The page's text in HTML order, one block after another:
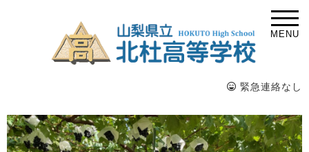
MENU
緊急連絡なし